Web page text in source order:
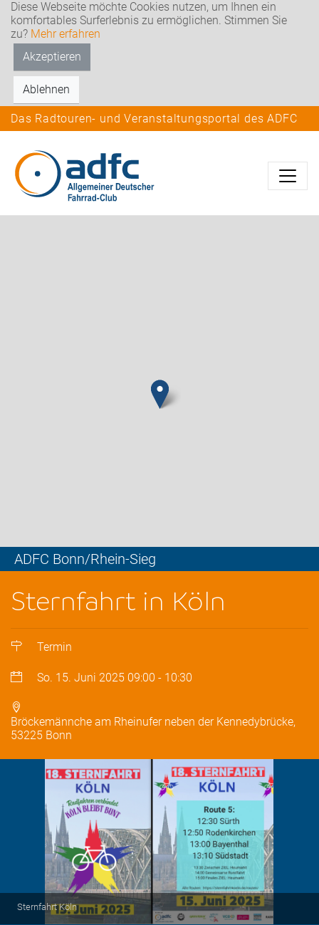
Diese Webseite möchte Cookies nutzen, um Ihnen ein
komfortables Surferlebnis zu ermöglichen. Stimmen Sie
zu? Mehr erfahren
Akzeptieren
Ablehnen
Das Radtouren- und Veranstaltungsportal des ADFC
ADFC Bonn/Rhein-Sieg
Sternfahrt in Köln
Termin
So. 15. Juni 2025 09:00 - 10:30
Bröckemännche am Rheinufer neben der Kennedybrücke,
53225 Bonn
Sternfahrt Köln